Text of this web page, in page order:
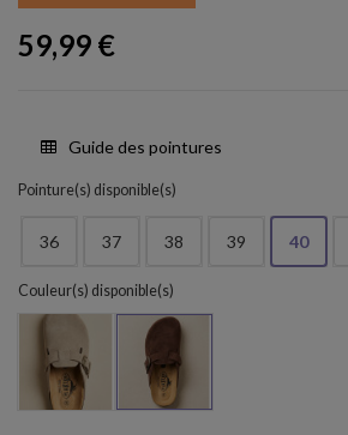
59,99 €
Guide des pointures
Pointure(s) disponible(s)
36 37 38 39 40
Couleur(s) disponible(s)
Ceniza Marron-2